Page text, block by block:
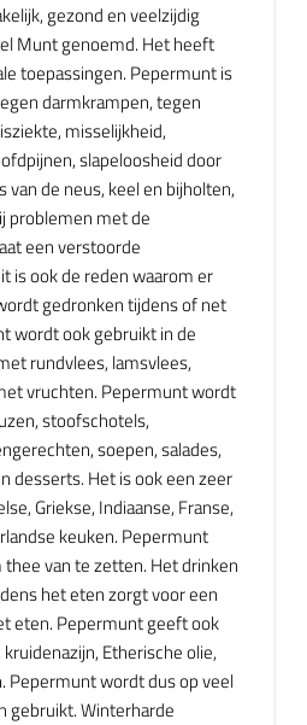
gezond en veelzijdig
Munt genoemd. Het heeft
toepassingen. Pepermunt is
darmkrampen, tegen
misselijkheid,
slapeloosheid door
de neus, keel en bijholten,
problemen met de
een verstoorde
is ook de reden waarom er
gedronken tijdens of net
wordt ook gebruikt in de
rundvlees, lamsvlees,
vruchten. Pepermunt wordt
stoofschotels,
soepen, salades,
desserts. Het is ook een zeer
Griekse, Indiaanse, Franse,
keuken. Pepermunt
van te zetten. Het drinken
het eten zorgt voor een
eten. Pepermunt geeft ook
Etherische olie,
Pepermunt wordt dus op veel
gebruikt. Winterharde